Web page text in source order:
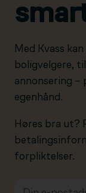
Med Kvass
boligvelgere,
annonsering –
egenhånd.
Høres bra ut?
forpliktelser.